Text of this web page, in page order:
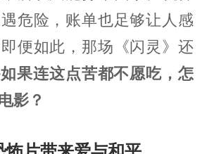
危险，账单也足够让人感
便如此，那场《闪灵》还
如果连这点苦都不愿吃，怎
影？